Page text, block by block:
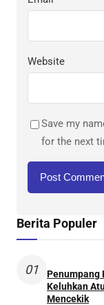
Website
Save my
for the next
Berita Populer
01
Penumpang
Keluhkan
Mencekik